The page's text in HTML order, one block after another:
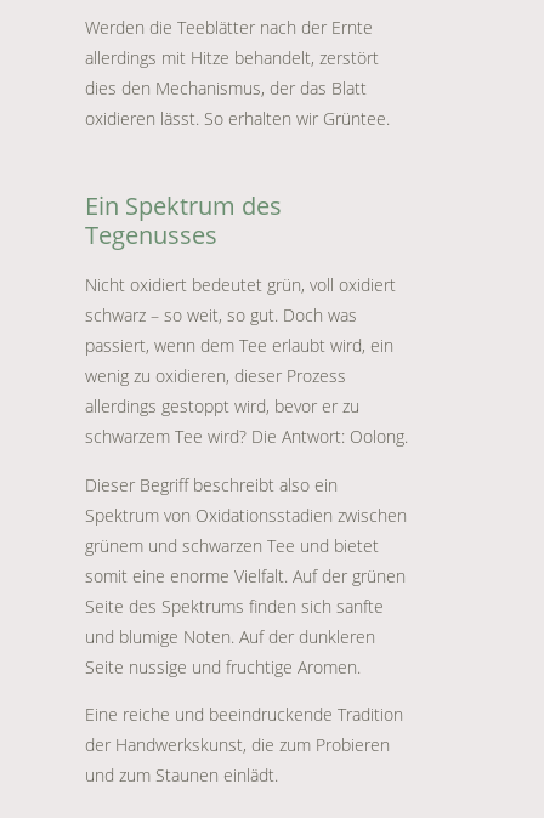
Werden die Teeblätter nach der Ernte
allerdings mit Hitze behandelt, zerstört
dies den Mechanismus, der das Blatt
oxidieren lässt. So erhalten wir Grüntee.
Ein Spektrum des
Tegenusses
Nicht oxidiert bedeutet grün, voll oxidiert
schwarz – so weit, so gut. Doch was
passiert, wenn dem Tee erlaubt wird, ein
wenig zu oxidieren, dieser Prozess
allerdings gestoppt wird, bevor er zu
schwarzem Tee wird? Die Antwort: Oolong.
Dieser Begriff beschreibt also ein
Spektrum von Oxidationsstadien zwischen
grünem und schwarzen Tee und bietet
somit eine enorme Vielfalt. Auf der grünen
Seite des Spektrums finden sich sanfte
und blumige Noten. Auf der dunkleren
Seite nussige und fruchtige Aromen.
Eine reiche und beeindruckende Tradition
der Handwerkskunst, die zum Probieren
und zum Staunen einlädt.